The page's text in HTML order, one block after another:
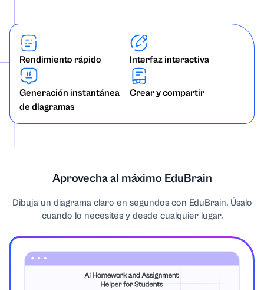
Rendimiento rápido Interfaz interactiva
Generación instantánea
de diagramas
Crear y compartir
Aprovecha al máximo EduBrain
Dibuja un diagrama claro en segundos con EduBrain. Úsalo
cuando lo necesites y desde cualquier lugar.